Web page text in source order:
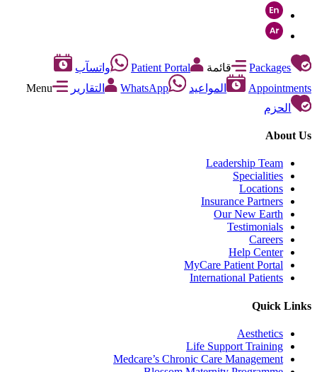
Packages قائمة Patient Portal
واتسآب
Appointments
المواعيد WhatsApp التقارير
Menu
الحزم
About Us
Leadership Team
Specialities
Locations
Insurance Partners
Our New Earth
Testimonials
Careers
Help Center
MyCare Patient Portal
International Patients
Quick Links
Aesthetics
Life Support Training
Medcare’s Chronic Care Management